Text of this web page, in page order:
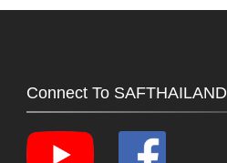
Connect To SAFTHAILAND